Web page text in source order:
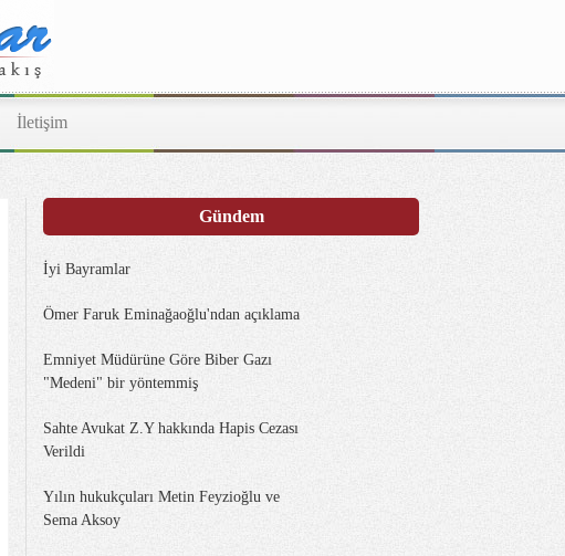
İletişim
Gündem
İyi Bayramlar
Ömer Faruk Eminağaoğlu'ndan açıklama
Emniyet Müdürüne Göre Biber Gazı
"Medeni" bir yöntemmiş
Sahte Avukat Z.Y hakkında Hapis Cezası
Verildi
Yılın hukukçuları Metin Feyzioğlu ve
Sema Aksoy